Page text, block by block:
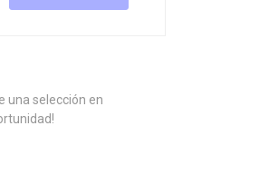
una selección en